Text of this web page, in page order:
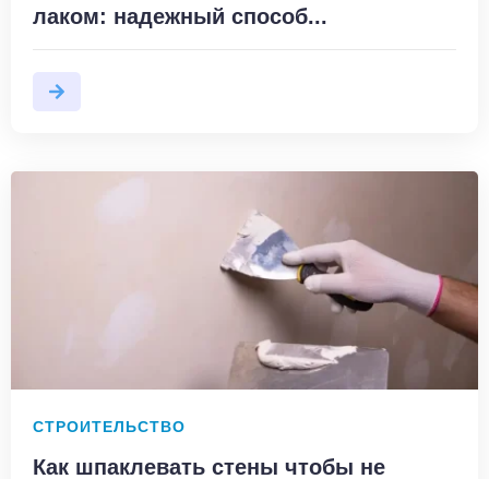
лаком: надежный способ...
СТРОИТЕЛЬСТВО
Как шпаклевать стены чтобы не